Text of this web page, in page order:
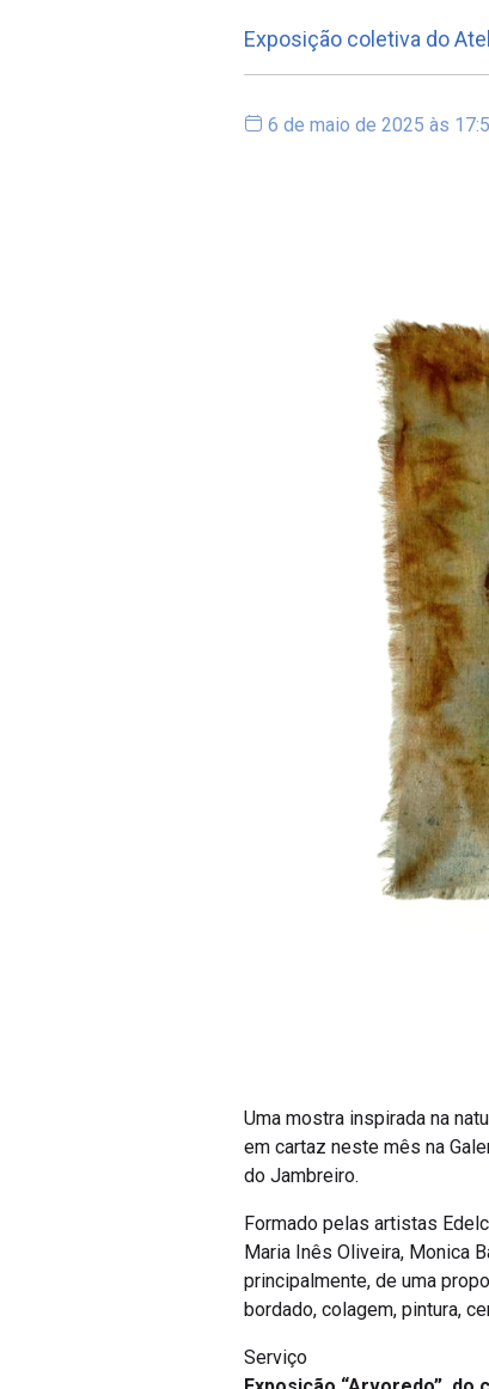
Exposição coletiva do
6 de maio de 2025 às
Uma mostra inspirada na
em cartaz neste mês na
do Jambreiro.
Formado pelas artistas
Maria Inês Oliveira, Monica
principalmente, de uma
bordado, colagem, pintura,
Serviço